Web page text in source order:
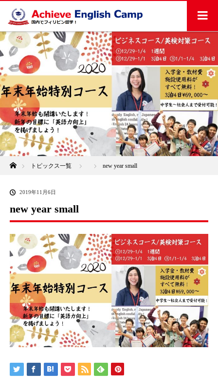
ホームトピックス一覧 new year small
2019年11月6日
new year small